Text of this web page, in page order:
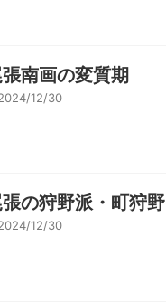
南画の変質期
12/30
の狩野派・町狩野
12/30